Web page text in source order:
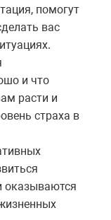
помогут
вас
и что
расти и
страха в
оказываются